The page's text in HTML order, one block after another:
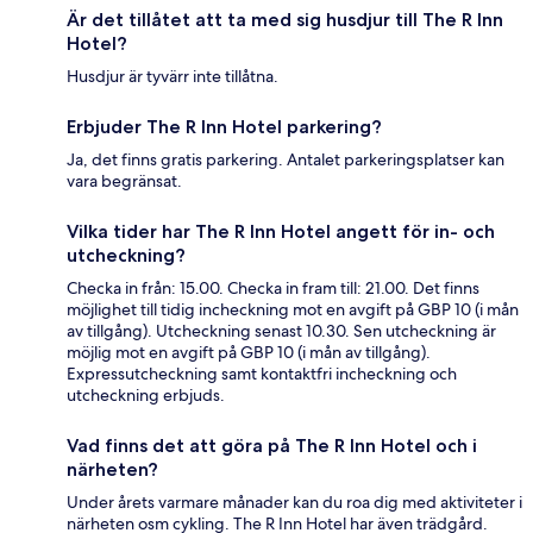
Är det tillåtet att ta med sig husdjur till The R Inn
Hotel?
Husdjur är tyvärr inte tillåtna.
Erbjuder The R Inn Hotel parkering?
Ja, det finns gratis parkering. Antalet parkeringsplatser kan
vara begränsat.
Vilka tider har The R Inn Hotel angett för in- och
utcheckning?
Checka in från: 15.00. Checka in fram till: 21.00. Det finns
möjlighet till tidig incheckning mot en avgift på GBP 10 (i mån
av tillgång). Utcheckning senast 10.30. Sen utcheckning är
möjlig mot en avgift på GBP 10 (i mån av tillgång).
Expressutcheckning samt kontaktfri incheckning och
utcheckning erbjuds.
Vad finns det att göra på The R Inn Hotel och i
närheten?
Under årets varmare månader kan du roa dig med aktiviteter i
närheten osm cykling. The R Inn Hotel har även trädgård.